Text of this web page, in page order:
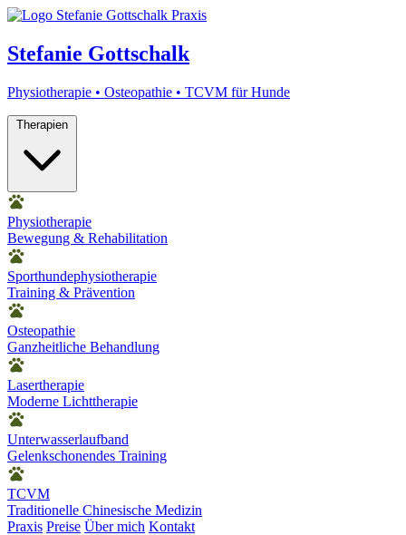
Stefanie Gottschalk
Physiotherapie • Osteopathie • TCVM für Hunde
Therapien
Physiotherapie
Bewegung & Rehabilitation
Sporthundephysiotherapie
Training & Prävention
Osteopathie
Ganzheitliche Behandlung
Lasertherapie
Moderne Lichttherapie
Unterwasserlaufband
Gelenkschonendes Training
TCVM
Traditionelle Chinesische Medizin
Praxis Preise Über mich Kontakt